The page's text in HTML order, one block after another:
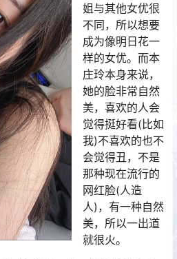
姐与其他女优很
不同，所以想要
成为像明日花一
样的女优。而本
庄玲本身来说，
她的脸非常自然
美，喜欢的人会
觉得挺好看(比如
我)不喜欢的也不
会觉得丑，不是
那种现在流行的
网红脸(人造
人)，有一种自然
美，所以一出道
就很火。